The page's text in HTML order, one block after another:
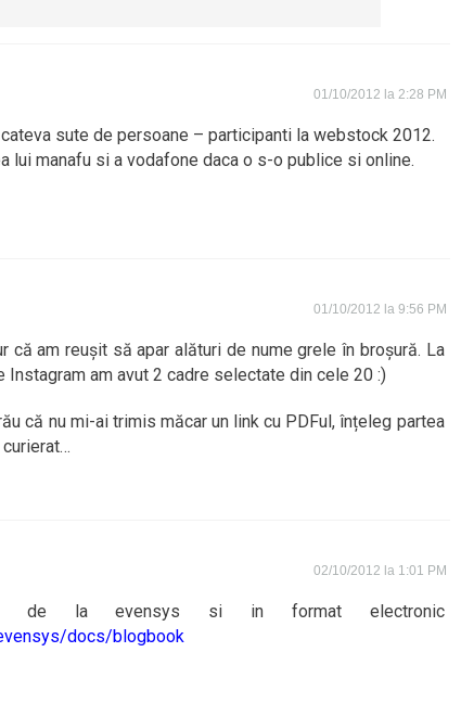
01/10/2012 la 2:28 PM
sute de persoane – participanti la webstock 2012.
lui manafu si a vodafone daca o s-o publice si online.
01/10/2012 la 9:56 PM
că am reușit să apar alături de nume grele în broșură. La
Instagram am avut 2 cadre selectate din cele 20 :)
că nu mi-ai trimis măcar un link cu PDFul, înțeleg partea
02/10/2012 la 1:01 PM
de la evensys si in format electronic
docs/blogbook